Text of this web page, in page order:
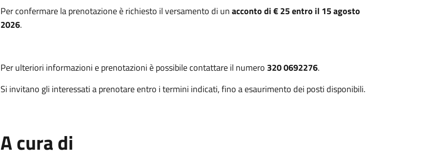
Per confermare la prenotazione è richiesto il versamento di unacconto di € 25 entro il 15 agosto
2026.
Per ulteriori informazioni e prenotazioni è possibile contattare il numero 320 0692276.
Si invitano gli interessati a prenotare entro i termini indicati, fino a esaurimento dei posti disponibili.
A cura di